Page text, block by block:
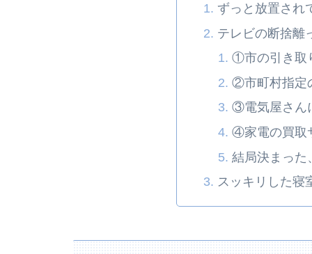
ずっと放置され
テレビの断捨離
①市の引き取
②市町村指定
③電気屋さん
④家電の買取
結局決まった
スッキリした寝